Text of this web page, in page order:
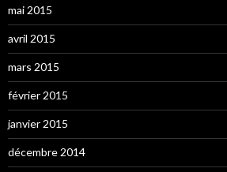
mai 2015
avril 2015
mars 2015
février 2015
janvier 2015
décembre 2014